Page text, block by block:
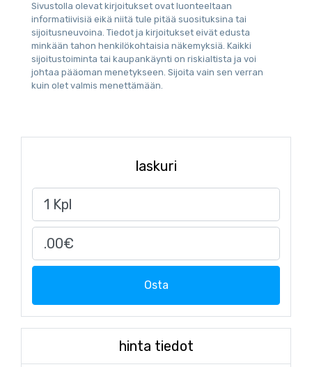
Sivustolla olevat kirjoitukset ovat luonteeltaan
informatiivisiä eikä niitä tule pitää suosituksina tai
sijoitusneuvoina. Tiedot ja kirjoitukset eivät edusta
minkään tahon henkilökohtaisia näkemyksiä. Kaikki
sijoitustoiminta tai kaupankäynti on riskialtista ja voi
johtaa pääoman menetykseen. Sijoita vain sen verran
kuin olet valmis menettämään.
laskuri
Osta
hinta tiedot